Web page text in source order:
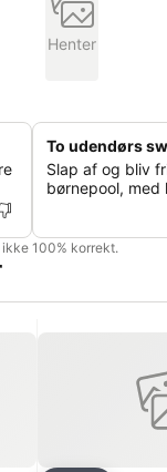
Henter
To udendørs
Slap af og bliv
børnepool, med
100% korrekt.